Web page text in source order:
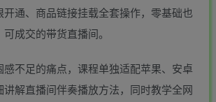
开通、商品链接挂载全套操作，零基础也
成交的带货直播间。
感不足的痛点，课程单独适配苹果、安卓
讲解直播间伴奏播放方法，同时教学全网